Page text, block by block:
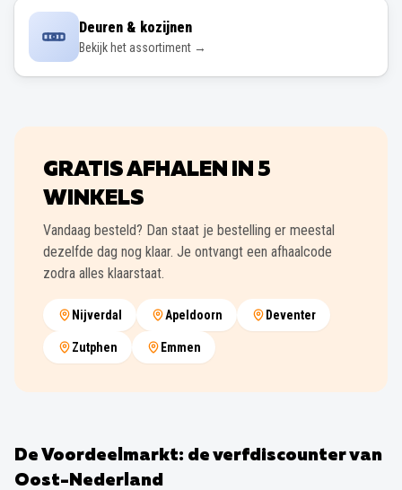
Deuren & kozijnen
Bekijk het assortiment →
GRATIS AFHALEN IN 5
WINKELS
Vandaag besteld? Dan staat je bestelling er meestal
dezelfde dag nog klaar. Je ontvangt een afhaalcode
zodra alles klaarstaat.
Nijverdal Apeldoorn Deventer
Zutphen Emmen
De Voordeelmarkt: de verfdiscounter van
Oost-Nederland